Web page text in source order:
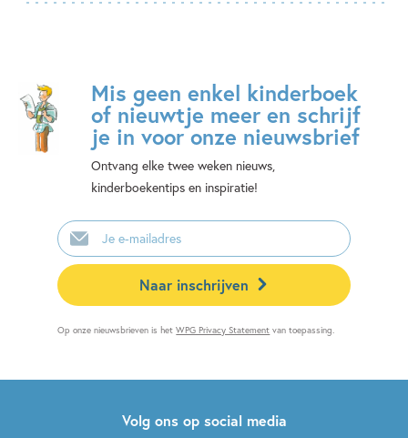
Mis geen enkel kinderboek
of nieuwtje meer en schrijf
je in voor onze nieuwsbrief
Ontvang elke twee weken nieuws,
kinderboekentips en inspiratie!
E-
mailadres
Naar inschrijven
Op onze nieuwsbrieven is hetWPG Privacy Statement van toepassing.
Volg ons op social media